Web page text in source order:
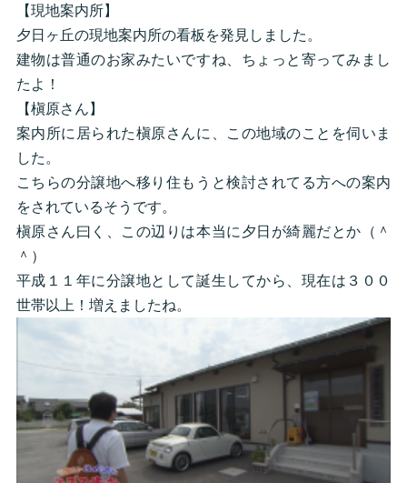
【現地案内所】
夕日ヶ丘の現地案内所の看板を発見しました。
建物は普通のお家みたいですね、ちょっと寄ってみまし
たよ！
【槇原さん】
案内所に居られた槇原さんに、この地域のことを伺いま
した。
こちらの分譲地へ移り住もうと検討されてる方への案内
をされているそうです。
槇原さん曰く、この辺りは本当に夕日が綺麗だとか（＾
＾）
平成１１年に分譲地として誕生してから、現在は３００
世帯以上！増えましたね。